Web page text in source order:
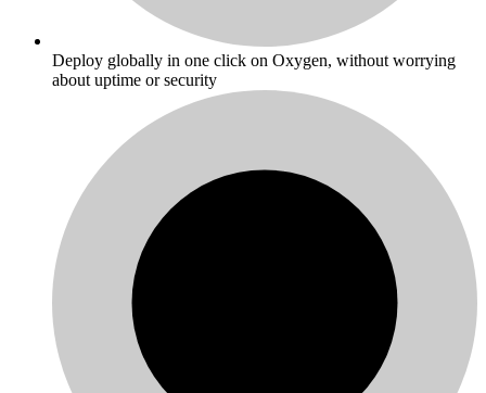
Deploy globally in one click on Oxygen, without worrying
about uptime or security